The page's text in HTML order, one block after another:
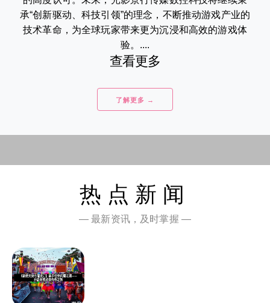
承“创新驱动、科技引领”的理念，不断推动游戏产业的
技术革命，为全球玩家带来更为沉浸和高效的游戏体
验。....
查看更多
了解更多 →
热点新闻
— 最新资讯，及时掌握 —